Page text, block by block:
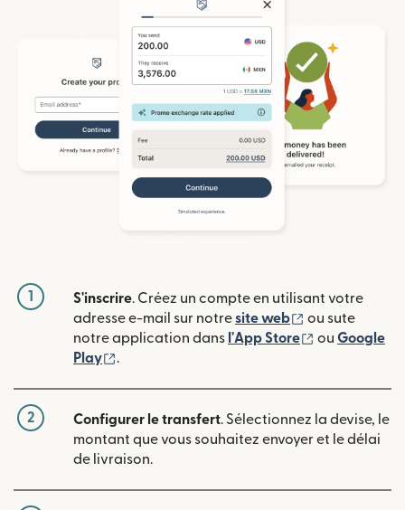
1 S'inscrire. Créez un compte en utilisant votre
adresse e-mail sur notresite web (s'ouvre dans
ou sute
notre application dans l'App Store (s'ouvre
ou Google
Play
.
2 Configurer le transfert. Sélectionnez la devise, le
montant que vous souhaitez envoyer et le délai
de livraison.